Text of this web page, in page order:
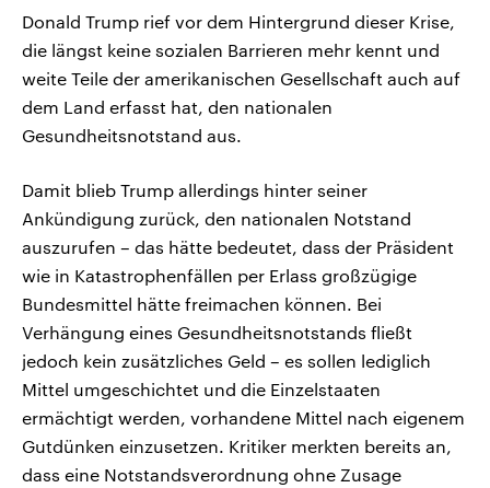
Donald Trump rief vor dem Hintergrund dieser Krise,
die längst keine sozialen Barrieren mehr kennt und
weite Teile der amerikanischen Gesellschaft auch auf
dem Land erfasst hat, den nationalen
Gesundheitsnotstand aus.
Damit blieb Trump allerdings hinter seiner
Ankündigung zurück, den nationalen Notstand
auszurufen – das hätte bedeutet, dass der Präsident
wie in Katastrophenfällen per Erlass großzügige
Bundesmittel hätte freimachen können. Bei
Verhängung eines Gesundheitsnotstands fließt
jedoch kein zusätzliches Geld – es sollen lediglich
Mittel umgeschichtet und die Einzelstaaten
ermächtigt werden, vorhandene Mittel nach eigenem
Gutdünken einzusetzen. Kritiker merkten bereits an,
dass eine Notstandsverordnung ohne Zusage